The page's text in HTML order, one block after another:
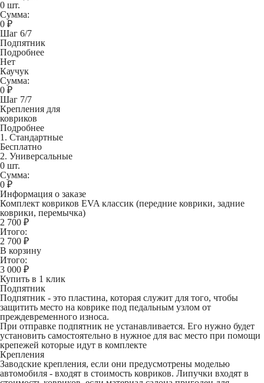
0 шт.
Сумма:
0 ₽
Шаг 6/7
Подпятник
Подробнее
Нет
Каучук
Сумма:
0 ₽
Шаг 7/7
Крепления для
ковриков
Подробнее
1. Стандартные
Бесплатно
2. Универсальные
0 шт.
Сумма:
0 ₽
Информация о заказе
Комплект ковриков EVA классик (передние коврики, задние
коврики, перемычка)
2 700 ₽
Итого:
2 700 ₽
В корзину
Итого:
3 000 ₽
Купить в 1 клик
Подпятник
Подпятник - это пластина, которая служит для того, чтобы
защитить место на коврике под педальным узлом от
преждевременного износа.
При отправке подпятник не устанавливается. Его нужно будет
установить самостоятельно в нужное для вас место при помощи
крепежей которые идут в комплекте
Крепления
Заводские крепления, если они предусмотрены моделью
автомобиля - входят в стоимость ковриков. Липучки входят в